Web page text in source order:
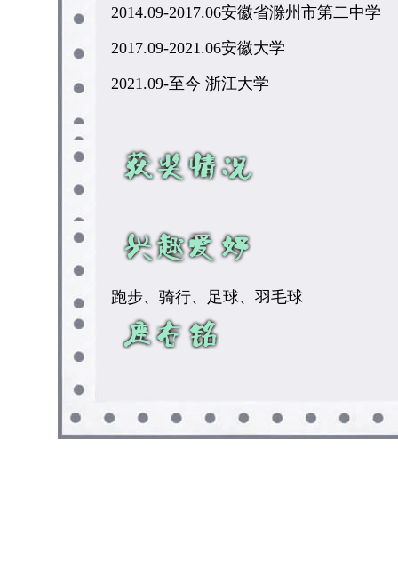
2014.09-2017.06安徽省滁州市第二中学
2017.09-2021.06安徽大学
2021.09-至今 浙江大学
跑步、骑行、足球、羽毛球